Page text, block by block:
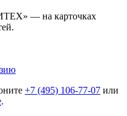
— на карточках
+7 (495) 106-77-07 или
.